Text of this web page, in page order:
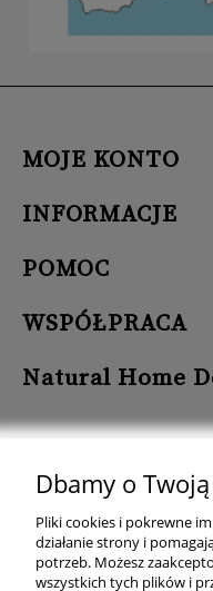
MOJE KONTO
INFORMACJE
POMOC
WSPÓŁPRACA
Natural Home
Natural Home Decor | E-
507 707 299 | NIP:
Copyright ©
Dbamy o
Pliki cookies i pokrewne
działanie strony i
potrzeb. Możesz
wszystkich tych plików i